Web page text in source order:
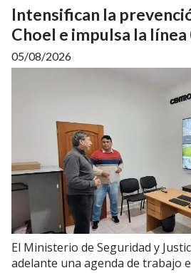
Intensifican la
Choel e impulsa la línea
05/08/2026
El Ministerio de Seguridad y
adelante una agenda de trabajo